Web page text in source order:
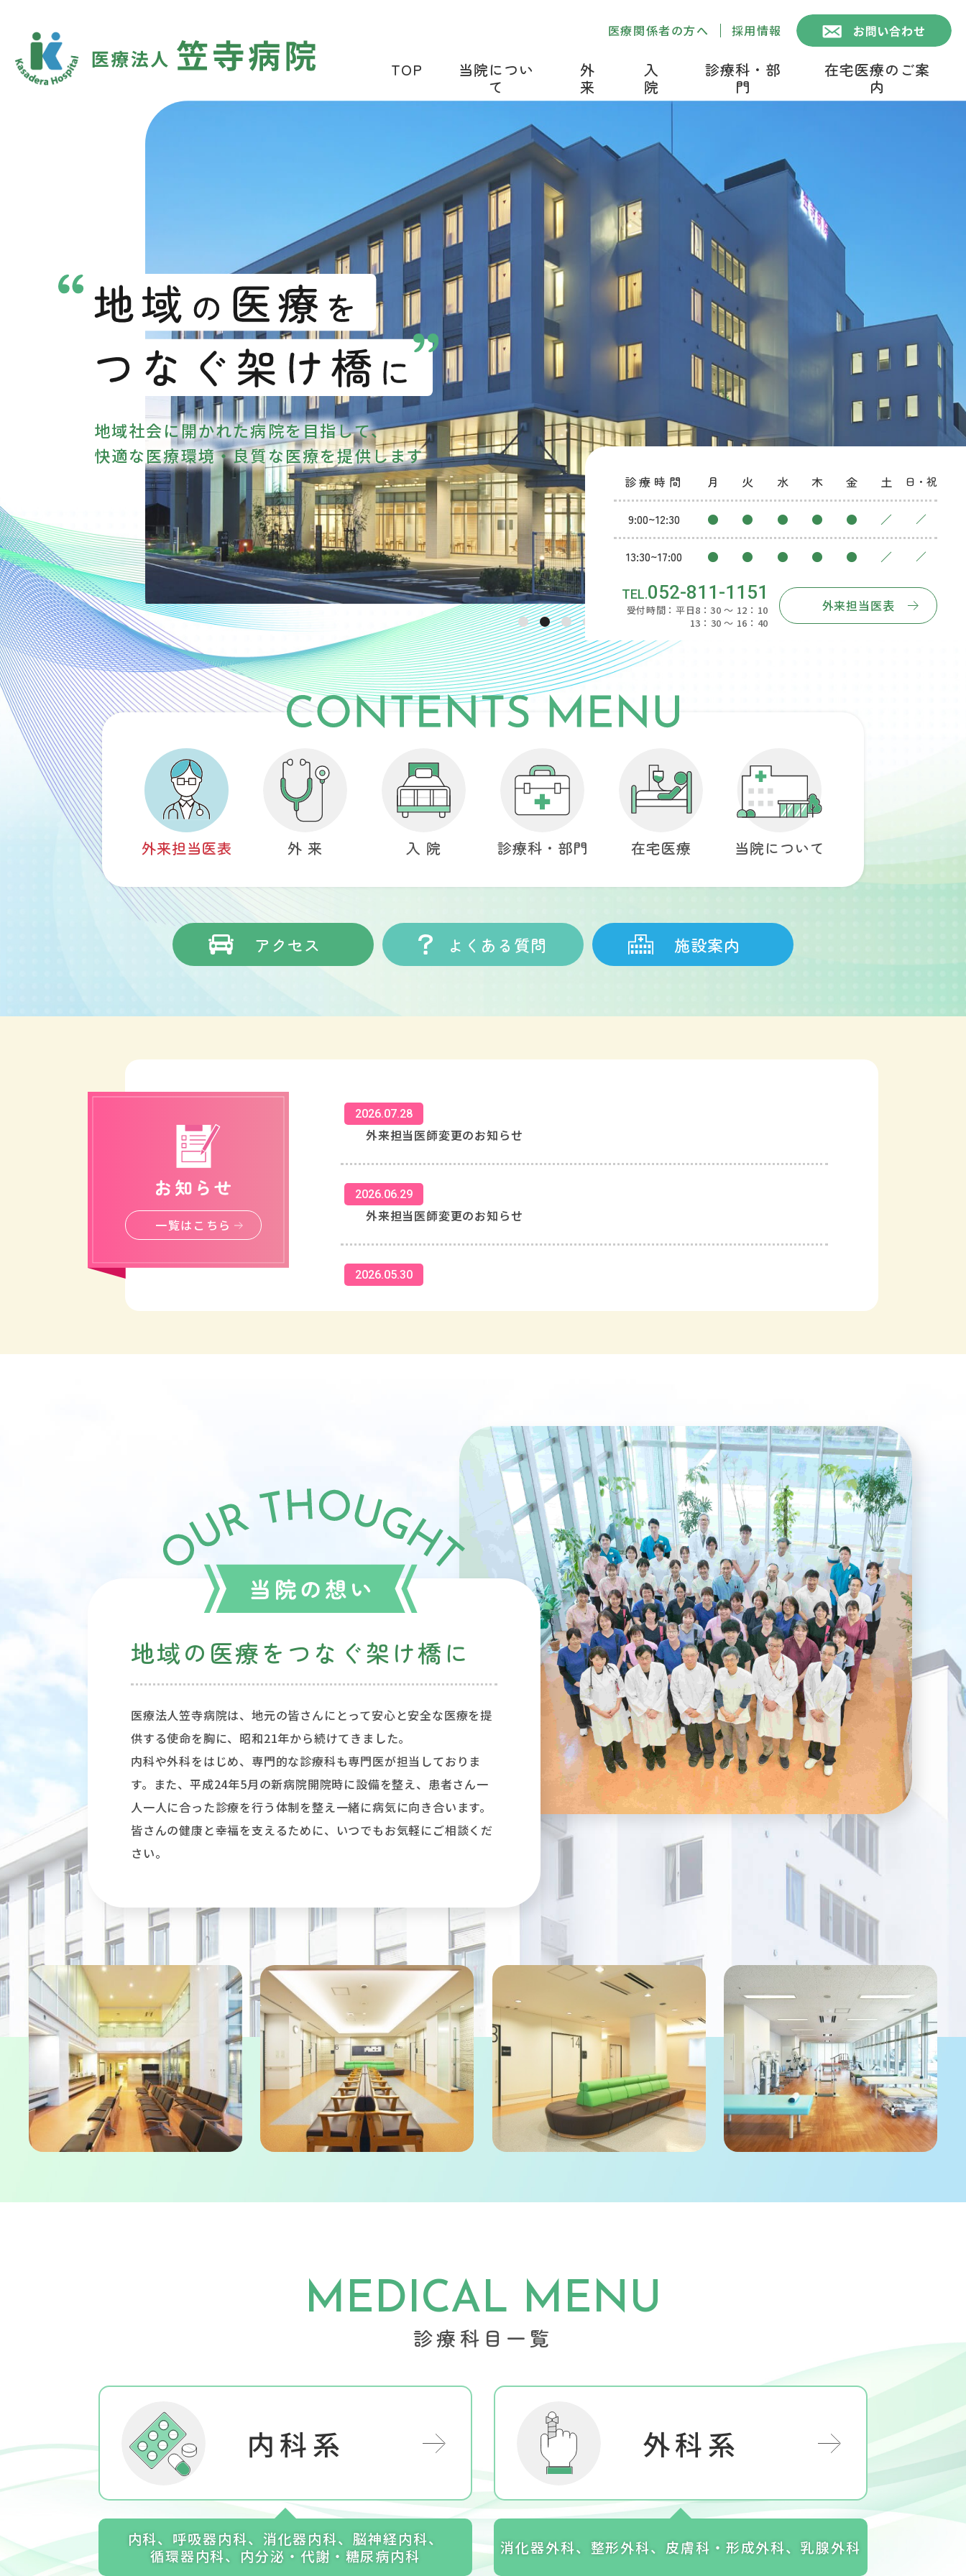
地域社会に開かれた病院を目指して、
快適な医療環境・良質な医療を提供します
診療時間 月 火 水 木 金 土 日・祝
9:00~12:30 ● ● ● ● ● ／ ／
13:30~17:00 ● ● ● ● ● ／ ／
052-811-1151
受付時間：平日8：30 ～ 12：10
13：30 ～ 16：40
外来担当医表
外来担当医表 外 来 入 院 診療科・部門 在宅医療 当院について
アクセス よくある質問 施設案内
一覧はこちら
2026.07.28
外来担当医師変更のお知らせ
2026.06.29
外来担当医師変更のお知らせ
2026.05.30
2026.05.22
採用情報を更新しました
地域の医療をつなぐ架け橋に
医療法人笠寺病院は、地元の皆さんにとって安心と安全な医療を提
供する使命を胸に、昭和21年から続けてきました。
内科や外科をはじめ、専門的な診療科も専門医が担当しておりま
す。また、平成24年5月の新病院開院時に設備を整え、患者さん一
人一人に合った診療を行う体制を整え一緒に病気に向き合います。
皆さんの健康と幸福を支えるために、いつでもお気軽にご相談くだ
さい。
MEDICAL MENU
診療科目一覧
内科系
内科、呼吸器内科、消化器内科、脳神経内科、
循環器内科、内分泌・代謝・糖尿病内科
外科系
消化器外科、整形外科、皮膚科・形成外科、乳腺外科
医療関係者の方へ 採用情報
TOP
当院につい
て
外
来
入
院
診療科・部
門
在宅医療のご案
内